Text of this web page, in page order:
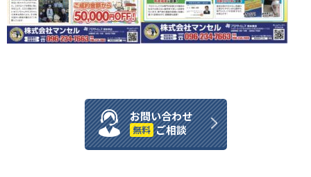
お問い合わせ
無料 ご相談